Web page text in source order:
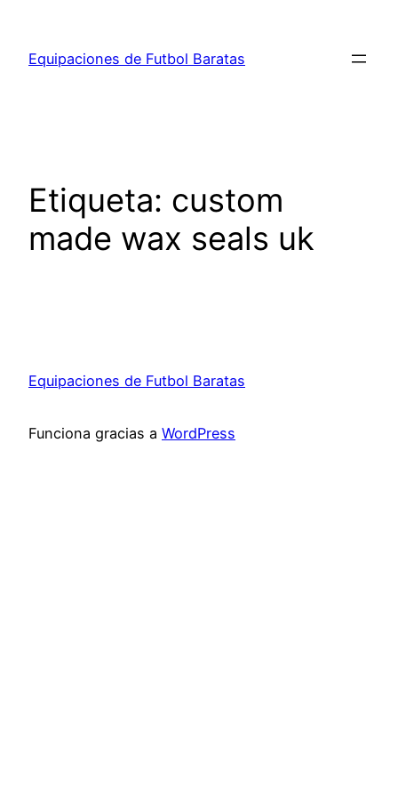
contenido
Equipaciones de Futbol Baratas
Etiqueta: custom
made wax seals uk
Equipaciones de Futbol Baratas
Funciona gracias a WordPress